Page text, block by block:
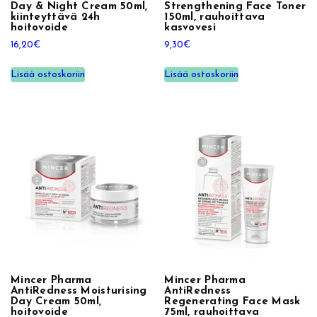
r
a
u
h
o
s
e
Day & Night Cream 50ml,
kiinteyttävä 24h
hoitovoide
16,20€
Lisää ostoskoriin
Strengthening Face Toner
150ml, rauhoittava
kasvovesi
9,30€
Lisää ostoskoriin
Mincer Pharma
AntiRedness Moisturising
Day Cream 50ml,
hoitovoide
Mincer Pharma
AntiRedness
Regenerating Face Mask
75ml, rauhoittava